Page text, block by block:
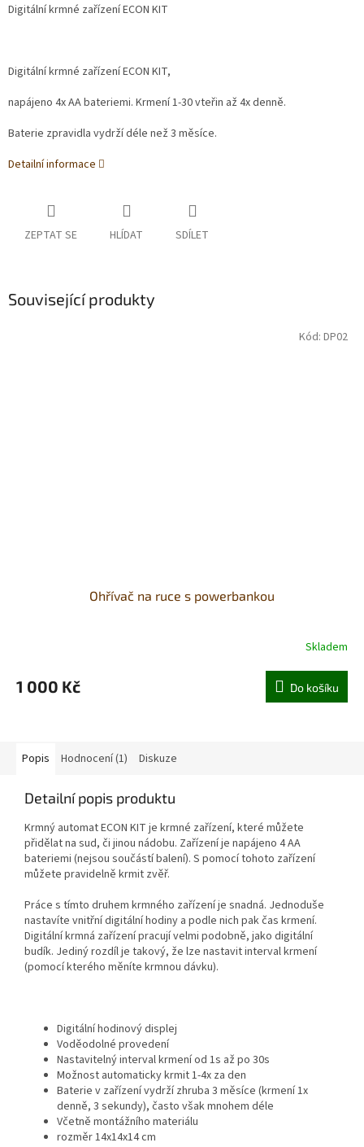
Digitální krmné zařízení ECON KIT
Digitální krmné zařízení ECON KIT,
napájeno 4x AA bateriemi. Krmení 1-30 vteřin až 4x denně.
Baterie zpravidla vydrží déle než 3 měsíce.
Detailní informace
ZEPTAT SE HLÍDAT SDÍLET
Související produkty
Ohřívač na ruce s powerbankou
Skladem
1 000 Kč Do košíku
Kód: DP02
Popis Hodnocení (1) Diskuze
Detailní popis produktu
Krmný automat ECON KIT je krmné zařízení, které můžete
přidělat na sud, či jinou nádobu. Zařízení je napájeno 4 AA
bateriemi (nejsou součástí balení). S pomocí tohoto zařízení
můžete pravidelně krmit zvěř.
Práce s tímto druhem krmného zařízení je snadná. Jednoduše
nastavíte vnitřní digitální hodiny a podle nich pak čas krmení.
Digitální krmná zařízení pracují velmi podobně, jako digitální
budík. Jediný rozdíl je takový, že lze nastavit interval krmení
(pomocí kterého měníte krmnou dávku).
Digitální hodinový displej
Voděodolné provedení
Nastavitelný interval krmení od 1s až po 30s
Možnost automaticky krmit 1-4x za den
Baterie v zařízení vydrží zhruba 3 měsíce (krmení 1x
denně, 3 sekundy), často však mnohem déle
Včetně montážního materiálu
rozměr 14x14x14 cm